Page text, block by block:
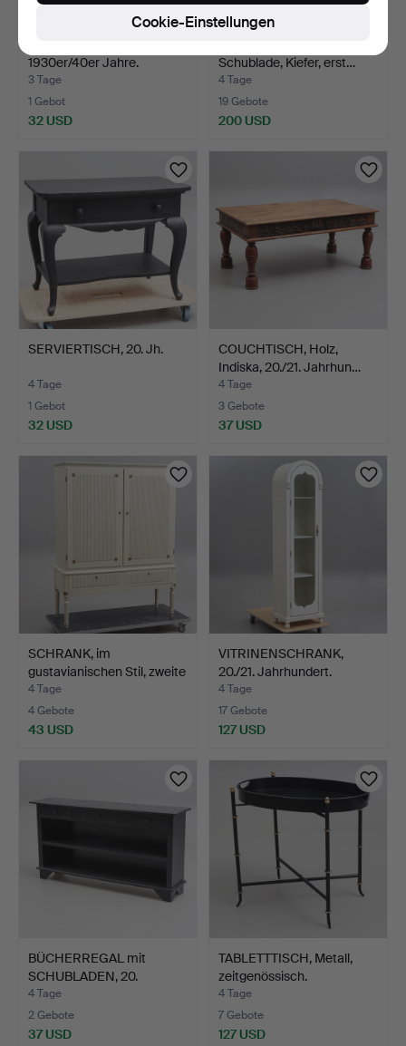
1930er/40er Jahre.
3 Tage
1 Gebot
32 USD
Schublade, Kiefer, erst…
4 Tage
19 Gebote
200 USD
SERVIERTISCH, 20. Jh.
4 Tage
1 Gebot
32 USD
COUCHTISCH, Holz,
Indiska, 20./21. Jahrhun…
4 Tage
3 Gebote
37 USD
SCHRANK, im
gustavianischen Stil, zweite
H…
4 Tage
4 Gebote
43 USD
VITRINENSCHRANK,
20./21. Jahrhundert.
4 Tage
17 Gebote
127 USD
BÜCHERREGAL mit
SCHUBLADEN, 20.
Jahrhunder…
4 Tage
2 Gebote
37 USD
TABLETTTISCH, Metall,
zeitgenössisch.
4 Tage
7 Gebote
127 USD
Cookie-Einstellungen